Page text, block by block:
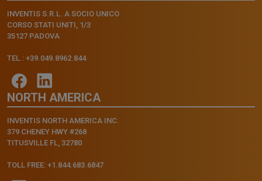
INVENTIS S.R.L. A SOCIO UNICO
CORSO STATI UNITI, 1/3
35127 PADOVA
TEL.: +39.049.8962.844
NORTH AMERICA
INVENTIS NORTH AMERICA INC.
379 CHENEY HWY #268
TITUSVILLE FL, 32780
TOLL FREE: +1.844.683.6847